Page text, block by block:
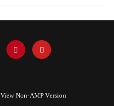
View Non-AMP Version